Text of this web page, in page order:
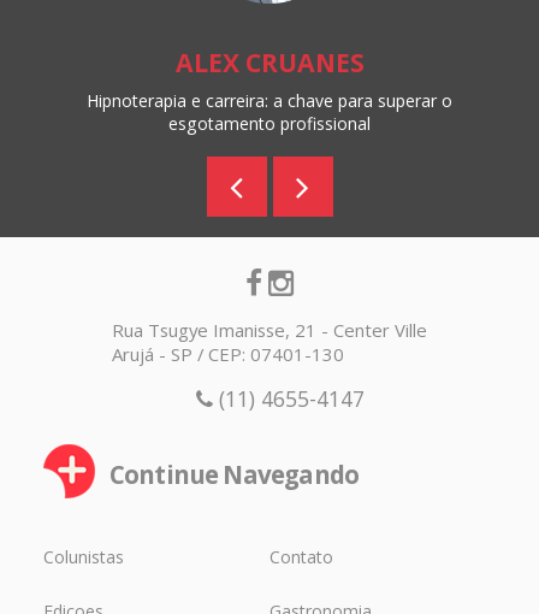
ALEX CRUANES
Hipnoterapia e carreira: a chave para superar o
esgotamento profissional
Rua Tsugye Imanisse, 21 - Center Ville
Arujá - SP / CEP: 07401-130
(11) 4655-4147
Continue Navegando
Colunistas Contato